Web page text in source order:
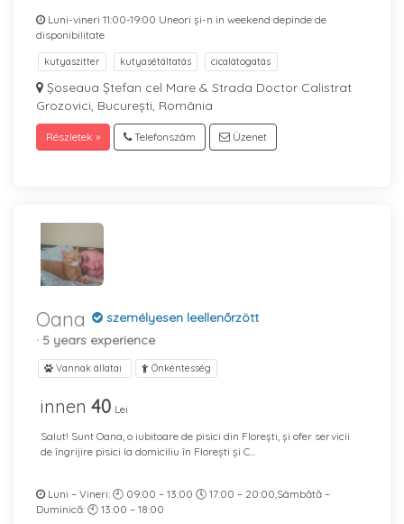
Luni-vineri 11:00-19:00 Uneori și-n in weekend depinde de
disponibilitate
kutyaszitter kutyasétáltatás cicalátogatás
Șoseaua Ștefan cel Mare & Strada Doctor Calistrat
Grozovici, București, România
Részletek » Telefonszám Üzenet
Oana
személyesen leellenőrzött
· 5 years experience
Vannak állatai Önkéntesség
innen 40 Lei
Salut! Sunt Oana, o iubitoare de pisici din Florești, și ofer servicii
de îngrijire pisici la domiciliu în Florești și C...
Luni – Vineri: 🕘 09:00 – 13:00 🕔 17:00 – 20:00,Sâmbătă –
Duminică: 🕙 13:00 – 18:00